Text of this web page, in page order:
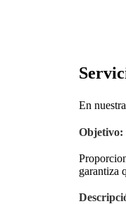
En
Objetivo:
garantiza